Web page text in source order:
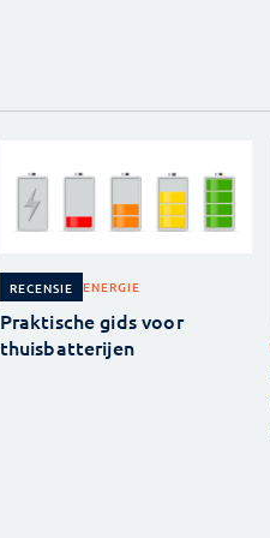
RECENSIE ENERGIE
Praktische gids voor
thuisbatterijen